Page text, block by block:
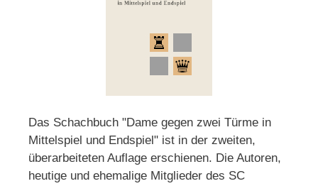
Das Schachbuch "Dame gegen zwei Türme in
Mittelspiel und Endspiel" ist in der zweiten,
überarbeiteten Auflage erschienen. Die Autoren,
heutige und ehemalige Mitglieder des SC